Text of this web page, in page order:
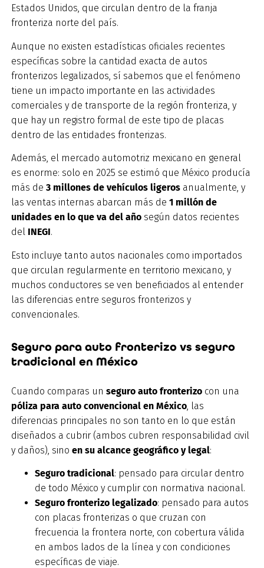
Estados Unidos, que circulan dentro de la franja
fronteriza norte del país.
Aunque no existen estadísticas oficiales recientes
específicas sobre la cantidad exacta de autos
fronterizos legalizados, sí sabemos que el fenómeno
tiene un impacto importante en las actividades
comerciales y de transporte de la región fronteriza, y
que hay un registro formal de este tipo de placas
dentro de las entidades fronterizas.
Además, el mercado automotriz mexicano en general
es enorme: solo en 2025 se estimó que México producía
más de 3 millones de vehículos ligeros anualmente, y
las ventas internas abarcan más de 1 millón de
unidades en lo que va del año según datos recientes
del INEGI.
Esto incluye tanto autos nacionales como importados
que circulan regularmente en territorio mexicano, y
muchos conductores se ven beneficiados al entender
las diferencias entre seguros fronterizos y
convencionales.
Seguro para auto fronterizo vs seguro
tradicional en México
Cuando comparas un seguro auto fronterizo con una
póliza para auto convencional en México , las
diferencias principales no son tanto en lo que están
diseñados a cubrir (ambos cubren responsabilidad civil
y daños), sino en su alcance geográfico y legal:
Seguro tradicional: pensado para circular dentro
de todo México y cumplir con normativa nacional.
Seguro fronterizo legalizado: pensado para autos
con placas fronterizas o que cruzan con
frecuencia la frontera norte, con cobertura válida
en ambos lados de la línea y con condiciones
específicas de viaje.